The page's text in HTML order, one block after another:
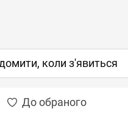
коли з'явиться
До обраного